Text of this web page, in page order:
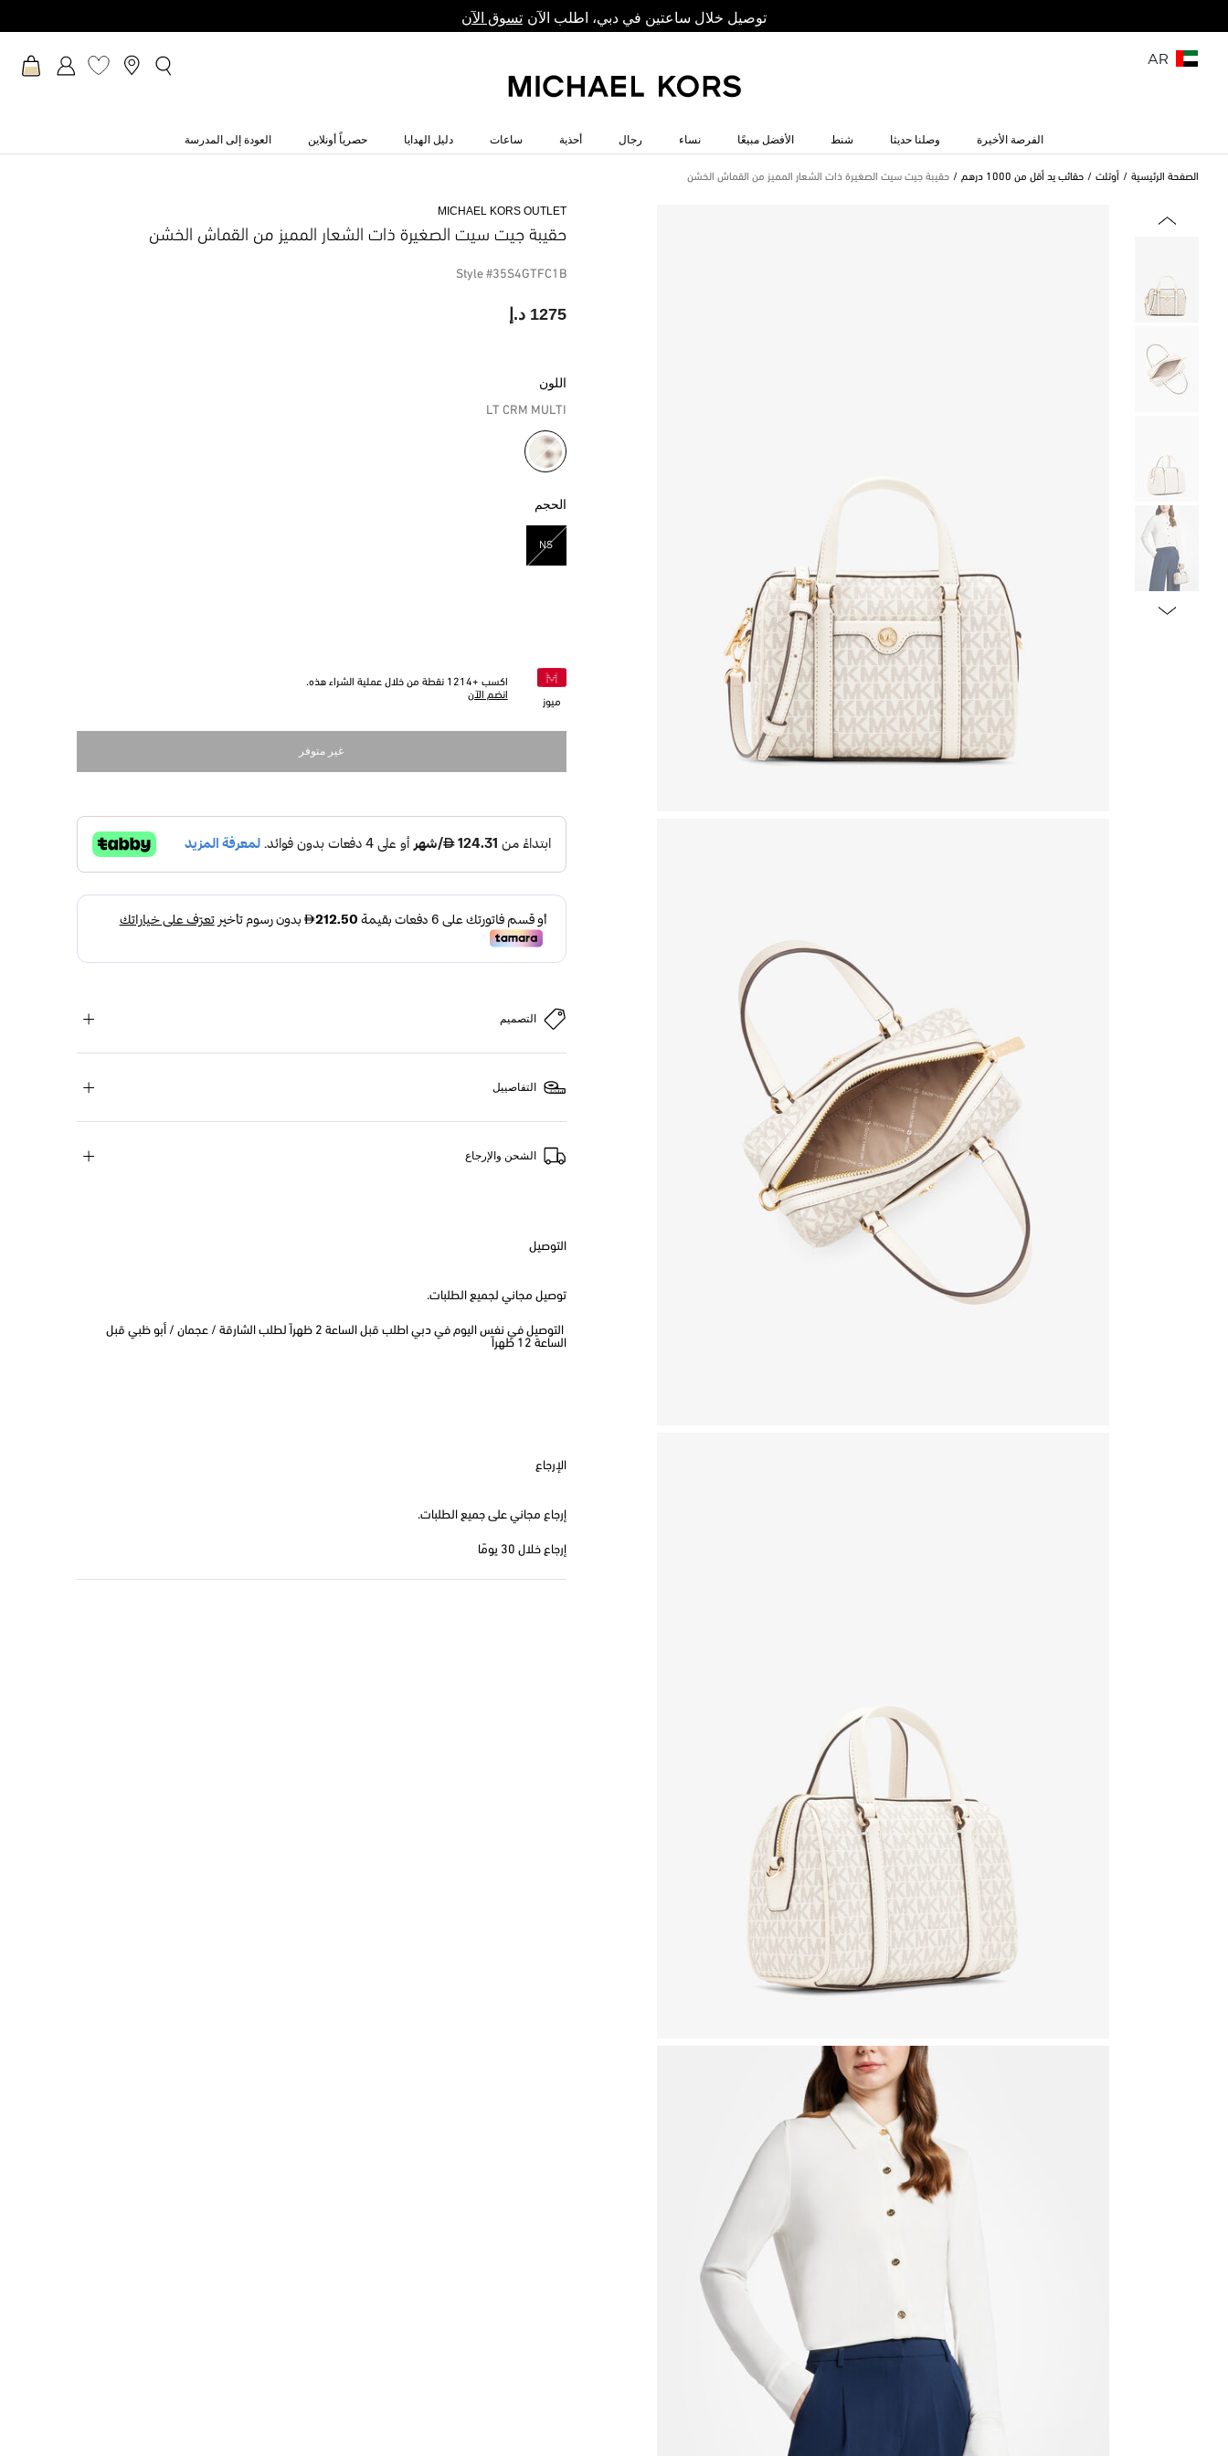
توصيل خلال ساعتين في دبي، اطلب الآن تسوق الآن
AR
الفرصة الأخيرة وصلنا حديثا شنط الأفضل مبيعًا نساء رجال أحذية ساعات دليل الهدايا حصرياً أونلاين العودة إلى المدرسة
الصفحة الرئيسية أوتلت حقائب يد أقل من 1000 درهم حقيبة جيت سيت الصغيرة ذات الشعار المميز من القماش الخشن
MICHAEL KORS OUTLET
حقيبة جيت سيت الصغيرة ذات الشعار المميز من القماش الخشن
Style #35S4GTFC1B
1275 د.إ
اللون
LT CRM MULTI
مختار
الحجم
NS
مختار
ميوز
اكسب +1214 نقطة من خلال عملية الشراء هذه.
انضم الآن
غير متوفر
التصميم
التفاصييل
الشحن والإرجاع
التوصيل
توصيل مجاني لجميع الطلبات.
التوصيل في نفس اليوم في دبي اطلب قبل الساعة 2 ظهراً لطلب الشارقة / عجمان / أبو ظبي قبل
الساعة 12 ظهراً
الإرجاع
إرجاع مجاني على جميع الطلبات.
إرجاع خلال 30 يومًا